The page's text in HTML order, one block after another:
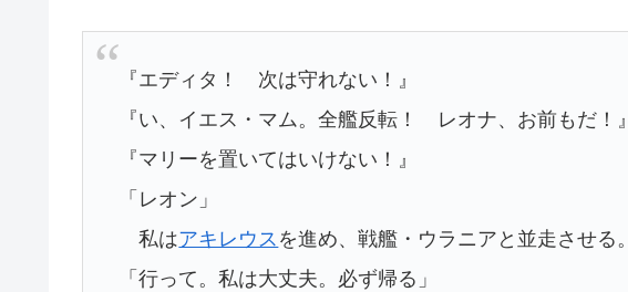
『エディタ！ 次は守れない！』
『い、イエス・マム。全艦反転！ レオナ、お前もだ！』
『マリーを置いてはいけない！』
「レオン」
私はアキレウス を進め、戦艦・ウラニアと並走させる。
「行って。私は大丈夫。必ず帰る」